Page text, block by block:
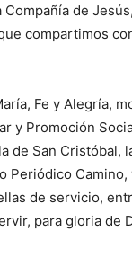
Compañía de
compartimos
Fe y Alegría,
y Promoción
de San Cristóbal,
Periódico Camino,
de servicio,
para gloria de